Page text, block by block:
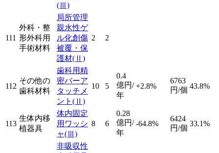
(Ⅲ)
111
外科・整
形外科用
手術材料
局所管理
親水性ゲ
ル化創傷
被覆・保
護材(Ⅱ)
2 2
112
その他の
歯科材料
歯科用精
密バーア
タッチメ
ント (Ⅱ)
10 5
0.4
億円/
年
+2.8%
6763
円/個 43.8%
113
生体内移
植器具
体内固定
用ワッシ
ャ(Ⅲ)
8 6
0.28
億円/
年
-64.8%
6424
円/個
33.1%
非吸収性